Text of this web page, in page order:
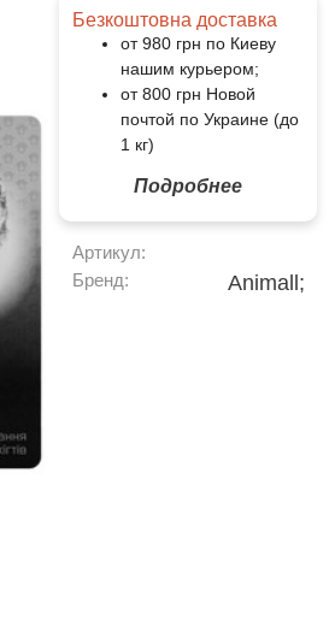
Безкоштовна доставка
от 980 грн по Киеву
нашим курьером;
от 800 грн Новой
почтой по Украине (до
1 кг)
Подробнее
Артикул:
Бренд:
Animall;